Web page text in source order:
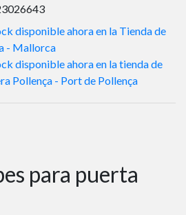
disponible ahora en la Tienda de
- Mallorca
disponible ahora en la tienda de
Pollença - Port de Pollença
para puerta